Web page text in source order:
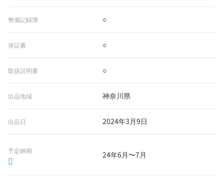
整備記録簿 ○
保証書 ○
取扱説明書 ○
出品地域 神奈川県
出品日 2024年3月9日
予定納期 24年6月〜7月